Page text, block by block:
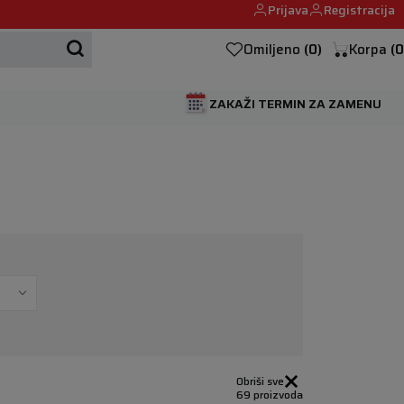
Mehanika automobila u Beogumu.
Prijava
Registracija
Omiljeno (0) Korpa (0
ZAKAŽI TERMIN ZA ZAMENU
69 proizvoda
Obriši sve